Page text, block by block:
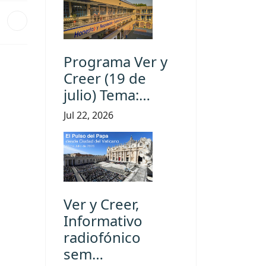
Programa Ver y
Creer (19 de
julio) Tema:…
Jul 22, 2026
Ver y Creer,
Informativo
radiofónico
sem…